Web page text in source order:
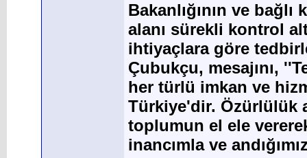
Bakanlığının ve
alanı sürekli kontrol
ihtiyaçlara göre
Çubukçu, mesajını,
her türlü imkan ve
Türkiye'dir. Özürlülük
toplumun el ele
inancımla ve